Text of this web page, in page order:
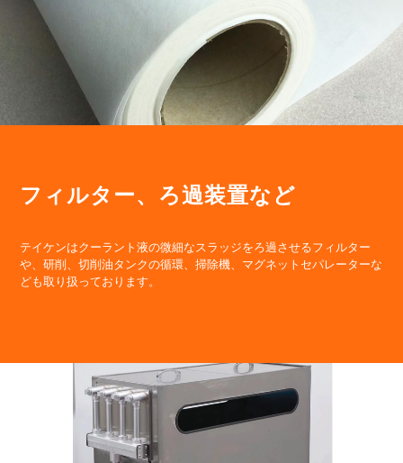
フィルター、ろ過装置など
テイケンはクーラント液の微細なスラッジをろ過させるフィルター
や、研削、切削油タンクの循環、掃除機、マグネットセパレーターな
ども取り扱っております。